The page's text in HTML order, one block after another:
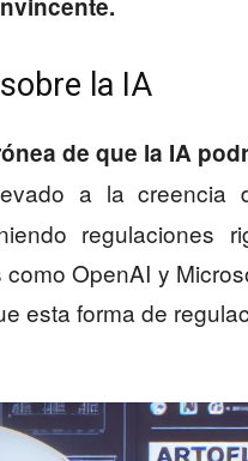
la IA
de que la IA
a la creencia
regulaciones
OpenAI y
esta forma de